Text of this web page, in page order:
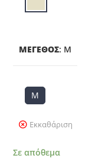
ΜΈΓΕΘΟΣ: M
M
Εκκαθάριση
Σε απόθεμα